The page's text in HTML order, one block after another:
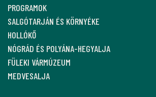
PROGRAMOK
SALGÓTARJÁN ÉS KÖRNYÉKE
HOLLÓKŐ
NÓGRÁD ÉS POLYÁNA-HEGYALJA
FÜLEKI VÁRMÚZEUM
MEDVESALJA